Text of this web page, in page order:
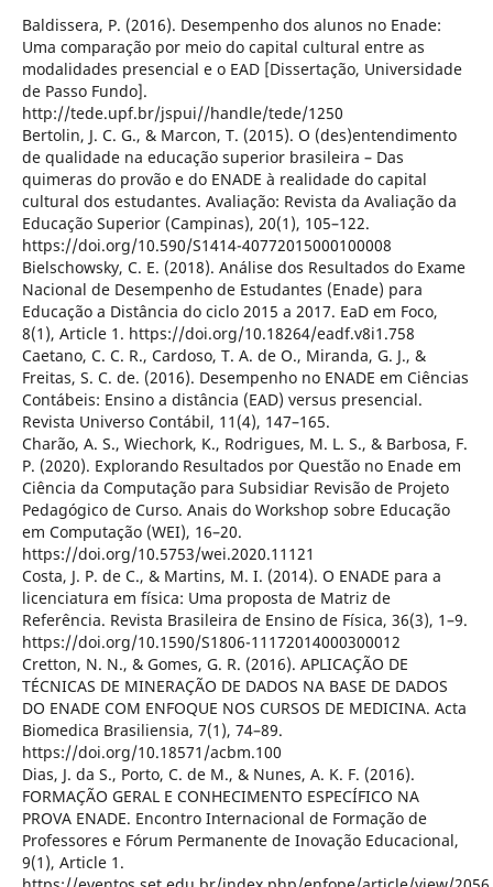
Baldissera, P. (2016). Desempenho dos alunos no Enade:
Uma comparação por meio do capital cultural entre as
modalidades presencial e o EAD [Dissertação, Universidade
de Passo Fundo].
http://tede.upf.br/jspui//handle/tede/1250
Bertolin, J. C. G., & Marcon, T. (2015). O (des)entendimento
de qualidade na educação superior brasileira – Das
quimeras do provão e do ENADE à realidade do capital
cultural dos estudantes. Avaliação: Revista da Avaliação da
Educação Superior (Campinas), 20(1), 105–122.
https://doi.org/10.590/S1414-40772015000100008
Bielschowsky, C. E. (2018). Análise dos Resultados do Exame
Nacional de Desempenho de Estudantes (Enade) para
Educação a Distância do ciclo 2015 a 2017. EaD em Foco,
8(1), Article 1. https://doi.org/10.18264/eadf.v8i1.758
Caetano, C. C. R., Cardoso, T. A. de O., Miranda, G. J., &
Freitas, S. C. de. (2016). Desempenho no ENADE em Ciências
Contábeis: Ensino a distância (EAD) versus presencial.
Revista Universo Contábil, 11(4), 147–165.
Charão, A. S., Wiechork, K., Rodrigues, M. L. S., & Barbosa, F.
P. (2020). Explorando Resultados por Questão no Enade em
Ciência da Computação para Subsidiar Revisão de Projeto
Pedagógico de Curso. Anais do Workshop sobre Educação
em Computação (WEI), 16–20.
https://doi.org/10.5753/wei.2020.11121
Costa, J. P. de C., & Martins, M. I. (2014). O ENADE para a
licenciatura em física: Uma proposta de Matriz de
Referência. Revista Brasileira de Ensino de Física, 36(3), 1–9.
https://doi.org/10.1590/S1806-11172014000300012
Cretton, N. N., & Gomes, G. R. (2016). APLICAÇÃO DE
TÉCNICAS DE MINERAÇÃO DE DADOS NA BASE DE DADOS
DO ENADE COM ENFOQUE NOS CURSOS DE MEDICINA. Acta
Biomedica Brasiliensia, 7(1), 74–89.
https://doi.org/10.18571/acbm.100
Dias, J. da S., Porto, C. de M., & Nunes, A. K. F. (2016).
FORMAÇÃO GERAL E CONHECIMENTO ESPECÍFICO NA
PROVA ENADE. Encontro Internacional de Formação de
Professores e Fórum Permanente de Inovação Educacional,
9(1), Article 1.